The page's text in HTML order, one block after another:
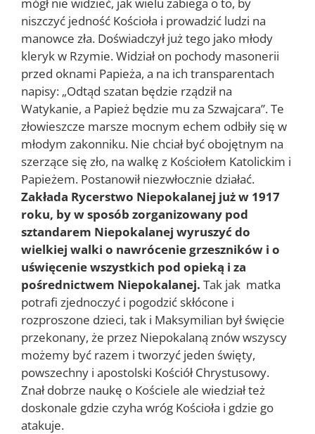
niszczyć jedność Kościoła i prowadzić ludzi na
manowce zła. Doświadczył już tego jako młody
kleryk w Rzymie. Widział on pochody masonerii
przed oknami Papieża, a na ich transparentach
napisy: „Odtąd szatan będzie rządził na
Watykanie, a Papież będzie mu za Szwajcara”. Te
złowieszcze marsze mocnym echem odbiły się w
młodym zakonniku. Nie chciał być obojętnym na
szerzące się zło, na walkę z Kościołem Katolickim i
Papieżem. Postanowił niezwłocznie działać.
Zakłada Rycerstwo Niepokalanej już w 1917
roku, by w sposób zorganizowany pod
sztandarem Niepokalanej wyruszyć do
wielkiej walki o nawrócenie grzeszników i o
uświęcenie wszystkich pod opieką i za
pośrednictwem Niepokalanej. Tak jak matka
potrafi zjednoczyć i pogodzić skłócone i
rozproszone dzieci, tak i Maksymilian był święcie
przekonany, że przez Niepokalaną znów wszyscy
możemy być razem i tworzyć jeden święty,
powszechny i apostolski Kościół Chrystusowy.
Znał dobrze naukę o Kościele ale wiedział też
doskonale gdzie czyha wróg Kościoła i gdzie go
atakuje.